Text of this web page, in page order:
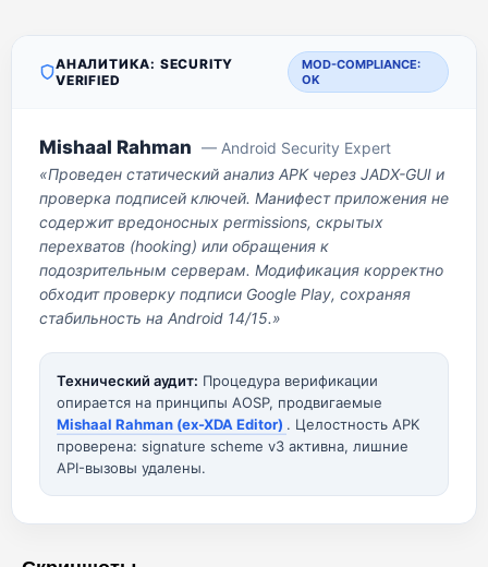
АНАЛИТИКА: SECURITY
VERIFIED
MOD-COMPLIANCE:
OK
Mishaal Rahman — Android Security Expert
«Проведен статический анализ APK через JADX-GUI и
проверка подписей ключей. Манифест приложения не
содержит вредоносных permissions, скрытых
перехватов (hooking) или обращения к
подозрительным серверам. Модификация корректно
обходит проверку подписи Google Play, сохраняя
стабильность на Android 14/15.»
Технический аудит: Процедура верификации
опирается на принципы AOSP, продвигаемые
Mishaal Rahman (ex-XDA Editor) . Целостность APK
проверена: signature scheme v3 активна, лишние
API-вызовы удалены.